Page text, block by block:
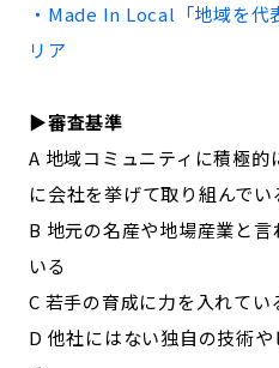
・Made In Local「地域を代
リア
▶︎審査基準
A 地域コミュニティに積極
に会社を挙げて取り組んでい
B 地元の名産や地場産業と
いる
C 若手の育成に力を入れてい
D 他社にはない独自の技術